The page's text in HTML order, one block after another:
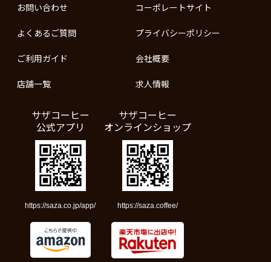
お問い合わせ
よくあるご質問
ご利用ガイド
店舗一覧
コーポレートサイト
プライバシーポリシー
会社概要
求人情報
サザコーヒー
公式アプリ
https://saza.co.jp/app/
サザコーヒー
オンラインショップ
https://saza.coffee/